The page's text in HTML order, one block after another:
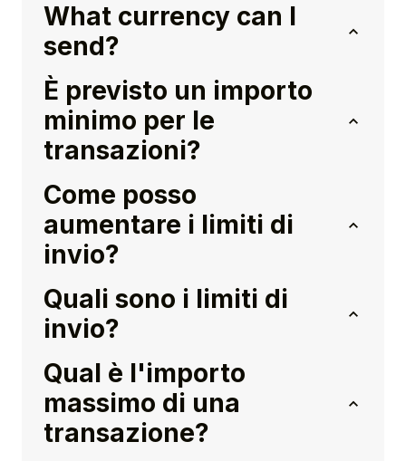
What currency can I
send?
È previsto un importo
minimo per le
transazioni?
Come posso
aumentare i limiti di
invio?
Quali sono i limiti di
invio?
Qual è l'importo
massimo di una
transazione?